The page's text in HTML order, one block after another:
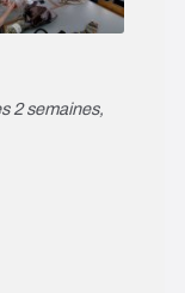
2 semaines,